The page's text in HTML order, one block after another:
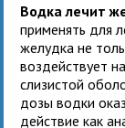
Водка лечит
применять для
желудка не
воздействует
слизистой
дозы водки
действие как